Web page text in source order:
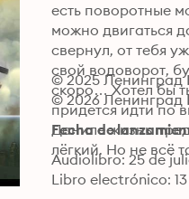
есть поворотные
можно двигаться
свернул, от тебя
свой водоворот,
скоро… Хотел бы
придется идти по
Даниле жизнь
лёгкий. Но не всё
© 2025 Ленинград
© 2026 Ленинград
Fecha de
Audiolibro: 25 de
Libro electrónico: